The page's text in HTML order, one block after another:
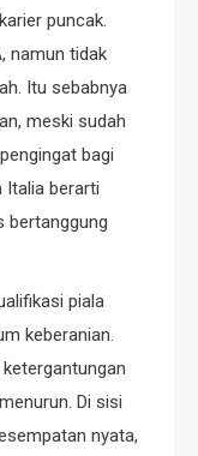
puncak.
namun tidak
Itu sebabnya
meski sudah
bagi
Italia berarti
bertanggung
piala
keberanian.
Di sisi
nyata,